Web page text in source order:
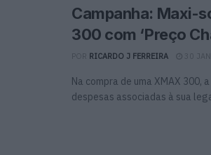
Campanha: Maxi-
300 com ‘Preço
RICARDO J FERREIRA 30
Na compra de uma XMAX 300,
despesas associadas à sua